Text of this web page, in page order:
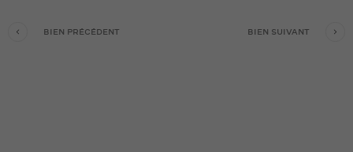
BIEN PRÉCÉDENT BIEN SUIVANT